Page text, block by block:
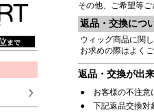
その他、ご希望等ご
返品・交換につ
ウィッグ商品に関
お求めの際はよく
返品・交換が出
●
お客様の不注意
●
下記返品交換対